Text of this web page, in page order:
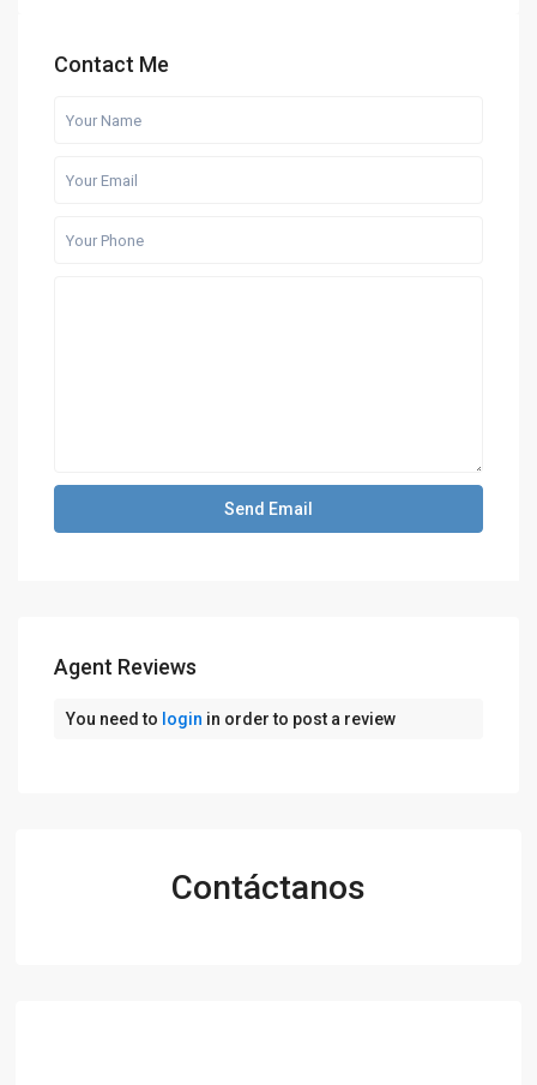
Contact Me
Agent Reviews
You need to login in order to post a review
Contáctanos